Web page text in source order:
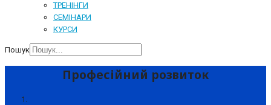
ТРЕНІНГИ
СЕМІНАРИ
КУРСИ
Пошук
Професійний розвиток